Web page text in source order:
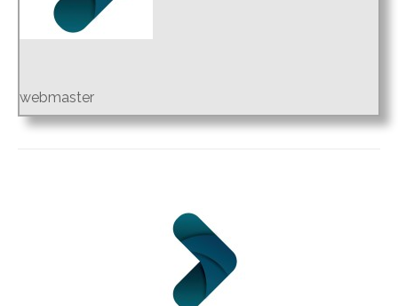
webmaster